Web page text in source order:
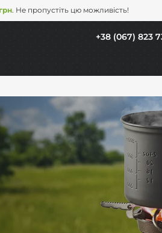
. Не пропустіть цю можливість!
+38 (067) 823